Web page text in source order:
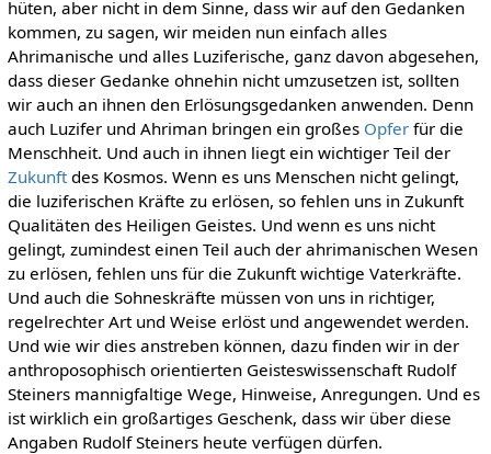
hüten, aber nicht in dem Sinne, dass wir auf den Gedanken
kommen, zu sagen, wir meiden nun einfach alles
Ahrimanische und alles Luziferische, ganz davon abgesehen,
dass dieser Gedanke ohnehin nicht umzusetzen ist, sollten
wir auch an ihnen den Erlösungsgedanken anwenden. Denn
auch Luzifer und Ahriman bringen ein großes Opferfür die
Menschheit. Und auch in ihnen liegt ein wichtiger Teil der
Zukunftdes Kosmos. Wenn es uns Menschen nicht gelingt,
die luziferischen Kräfte zu erlösen, so fehlen uns in Zukunft
Qualitäten des Heiligen Geistes. Und wenn es uns nicht
gelingt, zumindest einen Teil auch der ahrimanischen Wesen
zu erlösen, fehlen uns für die Zukunft wichtige Vaterkräfte.
Und auch die Sohneskräfte müssen von uns in richtiger,
regelrechter Art und Weise erlöst und angewendet werden.
Und wie wir dies anstreben können, dazu finden wir in der
anthroposophisch orientierten Geisteswissenschaft Rudolf
Steiners mannigfaltige Wege, Hinweise, Anregungen. Und es
ist wirklich ein großartiges Geschenk, dass wir über diese
Angaben Rudolf Steiners heute verfügen dürfen.